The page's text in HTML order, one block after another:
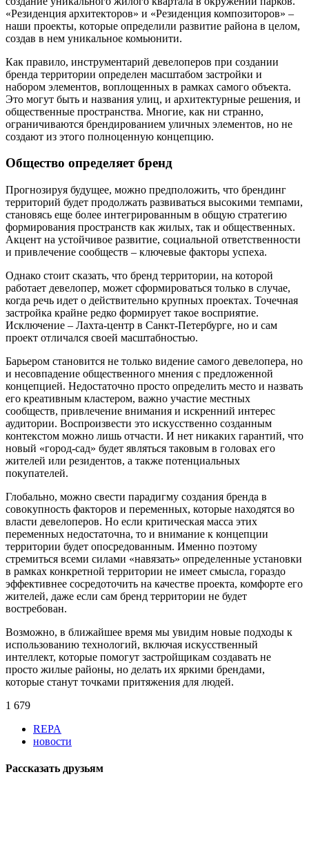
«Резиденция архитекторов» и «Резиденция композиторов» –
наши проекты, которые определили развитие района в целом,
создав в нем уникальное комьюнити.
Как правило, инструментарий девелоперов при создании
бренда территории определен масштабом застройки и
набором элементов, воплощенных в рамках самого объекта.
Это могут быть и названия улиц, и архитектурные решения, и
общественные пространства. Многие, как ни странно,
ограничиваются брендированием уличных элементов, но не
создают из этого полноценную концепцию.
Общество определяет бренд
Прогнозируя будущее, можно предположить, что брендинг
территорий будет продолжать развиваться высокими темпами,
становясь еще более интегрированным в общую стратегию
формирования пространств как жилых, так и общественных.
Акцент на устойчивое развитие, социальной ответственности
и привлечение сообществ – ключевые факторы успеха.
Однако стоит сказать, что бренд территории, на которой
работает девелопер, может сформироваться только в случае,
когда речь идет о действительно крупных проектах. Точечная
застройка крайне редко формирует такое восприятие.
Исключение – Лахта-центр в Санкт-Петербурге, но и сам
проект отличался своей масштабностью.
Барьером становится не только видение самого девелопера, но
и несовпадение общественного мнения с предложенной
концепцией. Недостаточно просто определить место и назвать
его креативным кластером, важно участие местных
сообществ, привлечение внимания и искренний интерес
аудитории. Воспроизвести это искусственно созданным
контекстом можно лишь отчасти. И нет никаких гарантий, что
новый «город-сад» будет являться таковым в головах его
жителей или резидентов, а также потенциальных
покупателей.
Глобально, можно свести парадигму создания бренда в
совокупность факторов и переменных, которые находятся во
власти девелоперов. Но если критическая масса этих
переменных недостаточна, то и внимание к концепции
территории будет опосредованным. Именно поэтому
стремиться всеми силами «навязать» определенные установки
в рамках конкретной территории не имеет смысла, гораздо
эффективнее сосредоточить на качестве проекта, комфорте его
жителей, даже если сам бренд территории не будет
востребован.
Возможно, в ближайшее время мы увидим новые подходы к
использованию технологий, включая искусственный
интеллект, которые помогут застройщикам создавать не
просто жилые районы, но делать их яркими брендами,
которые станут точками притяжения для людей.
1 679
REPA
новости
Рассказать друзьям